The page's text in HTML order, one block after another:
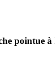
pointue